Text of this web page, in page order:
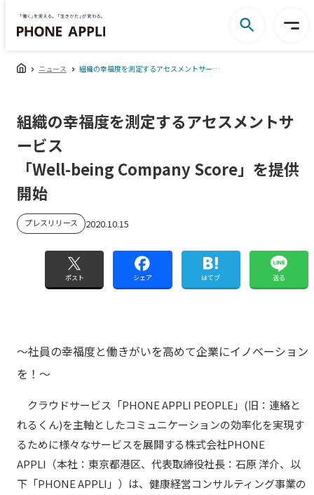
ニュース 組織の幸福度を測定するアセスメントサービス「Well-being Company Score」を提供開始
組織の幸福度を測定するアセスメントサ
ービス
「Well-being Company Score」を提供
開始
プレスリリース 2020.10.15
ポスト シェア はてブ 送る
～社員の幸福度と働きがいを高めて企業にイノベーション
を！～
クラウドサービス「PHONE APPLI PEOPLE」(旧：連絡と
れるくん)を主軸としたコミュニケーションの効率化を実現す
るために様々なサービスを展開する株式会社PHONE
APPLI（本社：東京都港区、代表取締役社長：石原 洋介、以
下「PHONE APPLI」）は、健康経営コンサルティング事業の